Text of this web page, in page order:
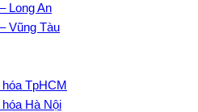
Long An
Vũng Tàu
TpHCM
Hà Nội